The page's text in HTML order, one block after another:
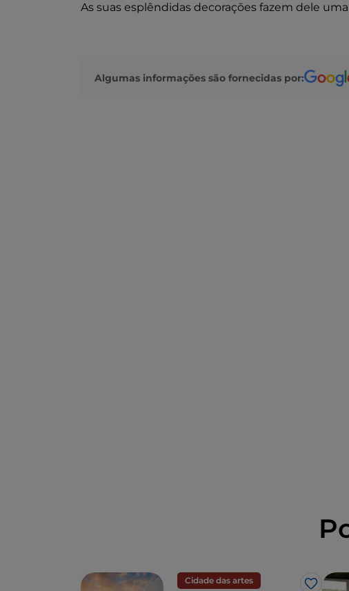
As suas esplêndidas decorações fazem dele
Algumas informações são fornecidas por:
Cidade das artes